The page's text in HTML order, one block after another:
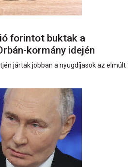
forintot buktak a
kormány idején
jártak jobban a nyugdíjasok az elmúlt